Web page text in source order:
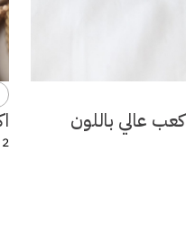
عالي باللون
2 مارس 2014